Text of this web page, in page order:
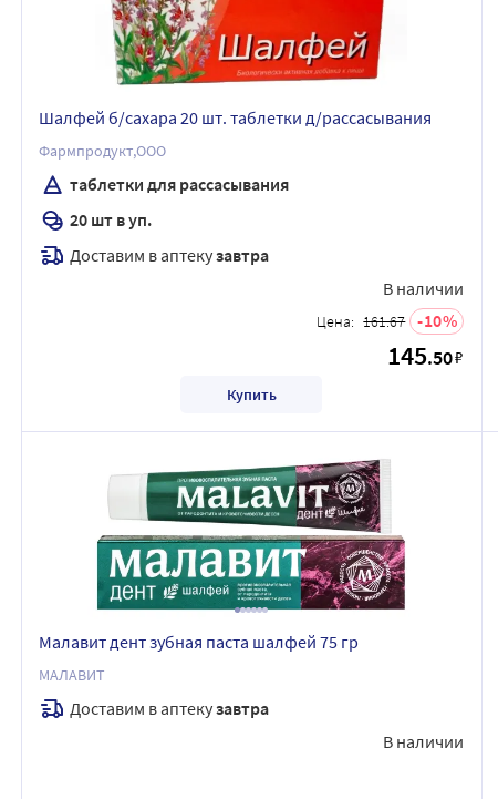
Шалфей б/сахара 20 шт. таблетки д/рассасывания
Фармпродукт,ООО
таблетки для рассасывания
20 шт в уп.
Доставим в аптекузавтра
В наличии
Цена: 161.67 10
145.50₽
Купить
Малавит дент зубная паста шалфей 75 гр
МАЛАВИТ
Доставим в аптекузавтра
В наличии